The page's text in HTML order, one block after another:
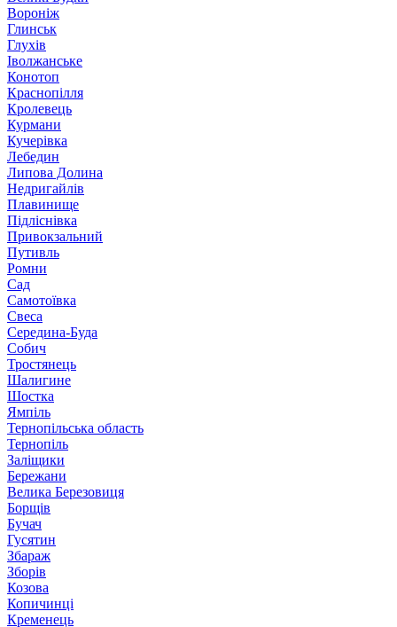
Вороніж
Глинськ
Глухів
Іволжанське
Конотоп
Краснопілля
Кролевець
Курмани
Кучерівка
Лебедин
Липова Долина
Недригайлів
Плавинище
Підліснівка
Привокзальний
Путивль
Ромни
Сад
Самотоївка
Свеса
Середина-Буда
Собич
Тростянець
Шалигине
Шостка
Ямпіль
Тернопільська область
Тернопіль
Заліщики
Бережани
Велика Березовиця
Борщів
Бучач
Гусятин
Збараж
Зборів
Козова
Копичинці
Кременець